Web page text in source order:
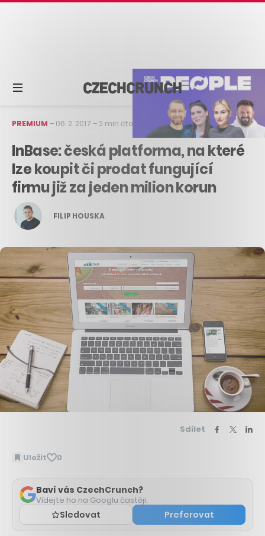
PREMIUM – 06. 2. 2017 – 2 min čtení
InBase: česká platforma, na které
lze koupit či prodat fungující
firmu již za jeden milion korun
FILIP HOUSKA
Sdílet
Uložit 0
Baví vás CzechCrunch?
Vídejte ho na Googlu častěji.
Sledovat Preferovat